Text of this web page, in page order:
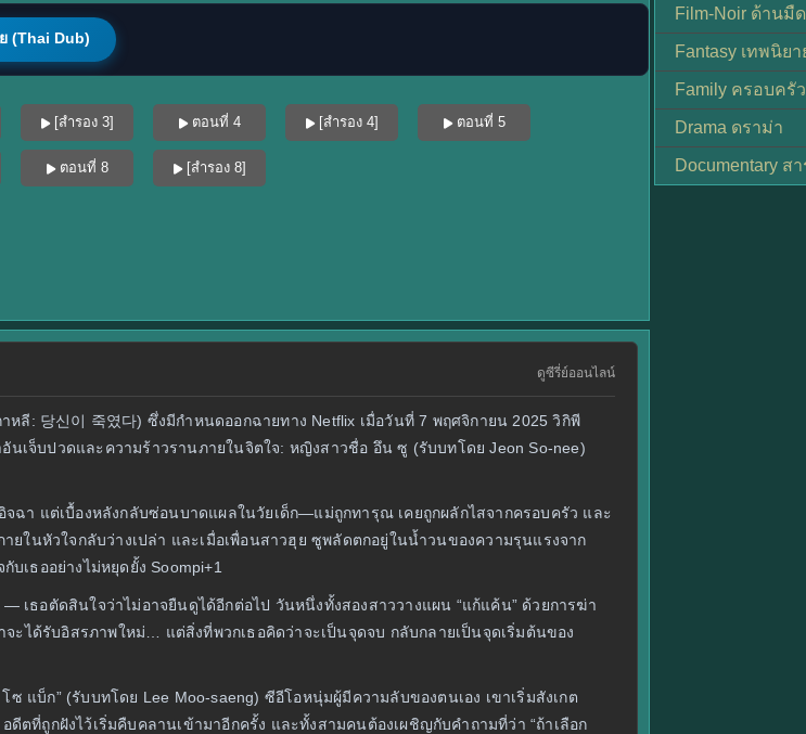
(Thai Dub)
[สำรอง 3] ตอนที่ 4 [สำรอง 4] ตอนที่ 5
ตอนที่ 8 [สำรอง 8]
ดูซีรี่ย์ออนไลน์
หลี: 당신이 죽였다) ซึ่งมีกำหนดออกฉายทาง Netflix เมื่อวันที่ 7 พฤศจิกายน 2025 วิกิพี
นเจ็บปวดและความร้าวรานภายในจิตใจ: หญิงสาวชื่อ อึน ซู (รับบทโดย Jeon So‑nee)
า แต่เบื้องหลังกลับซ่อนบาดแผลในวัยเด็ก—แม่ถูกทารุณ เคยถูกผลักไสจากครอบครัว และ
ยในหัวใจกลับว่างเปล่า และเมื่อเพื่อนสาวฮุย ซูพลัดตกอยู่ในน้ำวนของความรุนแรงจาก
บเธออย่างไม่หยุดยั้ง Soompi+1
ธอตัดสินใจว่าไม่อาจยืนดูได้อีกต่อไป วันหนึ่งทั้งสองสาววางแผน “แก้แค้น” ด้วยการฆ่า
ะได้รับอิสรภาพใหม่… แต่สิ่งที่พวกเธอคิดว่าจะเป็นจุดจบ กลับกลายเป็นจุดเริ่มต้นของ
แบ็ก” (รับบทโดย Lee Moo‑saeng) ซีอีโอหนุ่มผู้มีความลับของตนเอง เขาเริ่มสังเกต
ตที่ถูกฝังไว้เริ่มคืบคลานเข้ามาอีกครั้ง และทั้งสามคนต้องเผชิญกับคำถามที่ว่า “ถ้าเลือก
Film-Noir ด้านมื
Fantasy เทพนิยา
Family ครอบครัว
Drama ดราม่า
Documentary ส